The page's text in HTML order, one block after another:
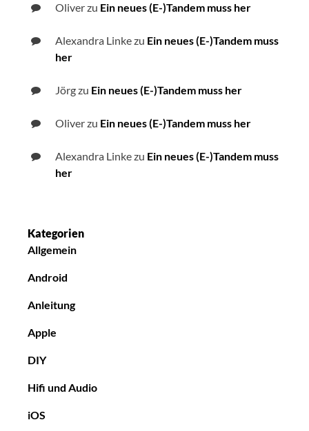
Oliverzu Ein neues (E-)Tandem muss her
Alexandra Linkezu Ein neues (E-)Tandem muss
her
Jörgzu Ein neues (E-)Tandem muss her
Oliverzu Ein neues (E-)Tandem muss her
Alexandra Linkezu Ein neues (E-)Tandem muss
her
Kategorien
Allgemein
Android
Anleitung
Apple
DIY
Hifi und Audio
iOS